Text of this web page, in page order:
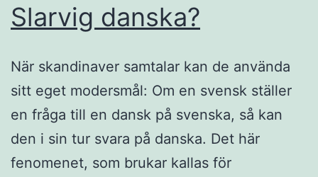
Slarvig danska?
När skandinaver samtalar kan de använda
sitt eget modersmål: Om en svensk ställer
en fråga till en dansk på svenska, så kan
den i sin tur svara på danska. Det här
fenomenet, som brukar kallas för